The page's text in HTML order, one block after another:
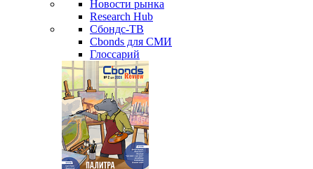
Новости & Research Hub
Новости рынка
Research Hub
Сбондс-ТВ
Cbonds для СМИ
Глоссарий